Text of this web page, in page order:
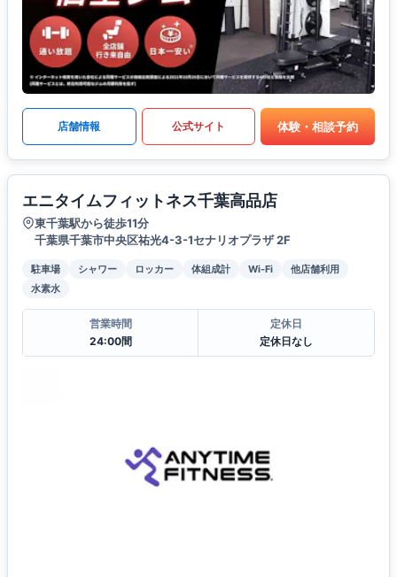
店舗情報 公式サイト 体験・相談予約
エニタイムフィットネス千葉高品店
東千葉駅から徒歩11分
千葉県千葉市中央区祐光4-3-1セナリオプラザ 2F
駐車場 シャワー ロッカー 体組成計 Wi-Fi
他店舗利用
水素水
営業時間
24:00間
定休日
定休日なし